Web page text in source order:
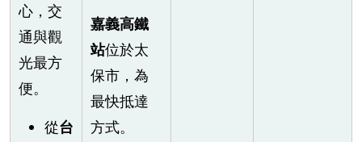
心，交
通與觀
光最方
便。
從台
嘉義高鐵
站位於太
保市，為
最快抵達
方式。